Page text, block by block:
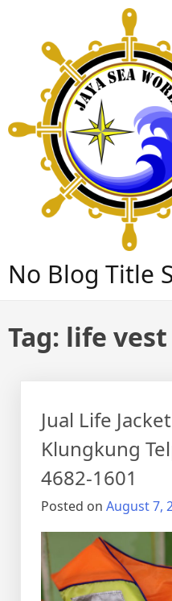
content
No Blog Title
Tag: life
Jual Life
Klungkung
4682-1601
Posted on August 7,